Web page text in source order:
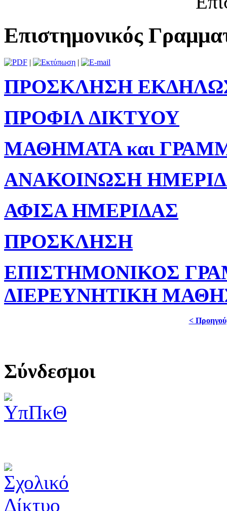
Επιστημονικός
| |
ΠΡΟΣΚΛΗΣΗ
ΠΡΟΦΙΛ ΔΙΚΤΥΟΥ
ΜΑΘΗΜΑΤΑ και
ΑΝΑΚΟΙΝΩΣΗ
ΑΦΙΣΑ ΗΜΕΡΙΔΑΣ
ΠΡΟΣΚΛΗΣΗ
ΕΠΙΣΤΗΜΟΝΙΚΟΣ
ΔΙΕΡΕΥΝΗΤΙΚΗ
<
Σύνδεσμοι